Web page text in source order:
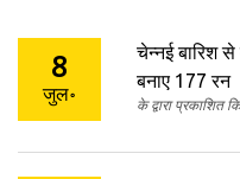
8
जुल॰
चेन्नई बारिश
बनाए 177 रन
के द्वारा